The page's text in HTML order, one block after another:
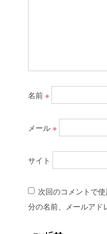
名前※
メール※
サイト
次回のコメントで
分の名前、メールアド